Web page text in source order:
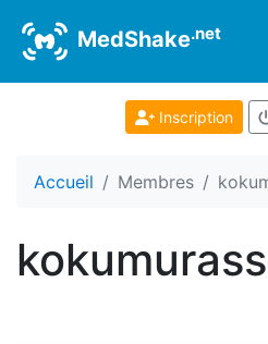
MedShake.net
Inscription
Accueil Membres